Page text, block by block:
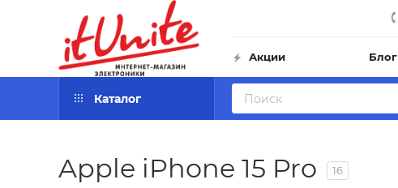
Акции Блог
Каталог
Apple iPhone 15 Pro 16